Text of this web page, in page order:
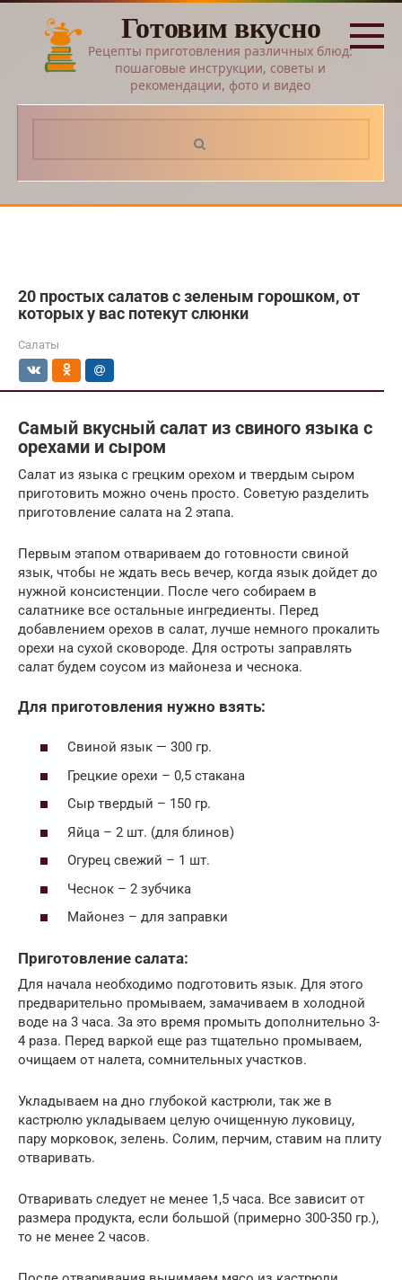
Перейти
контенту
Готовим вкусно
Рецепты приготовления различных блюд:
пошаговые инструкции, советы и
рекомендации, фото и видео
20 простых салатов с зеленым горошком, от
которых у вас потекут слюнки
Салаты
Самый вкусный салат из свиного языка с
орехами и сыром
Салат из языка с грецким орехом и твердым сыром
приготовить можно очень просто. Советую разделить
приготовление салата на 2 этапа.
Первым этапом отвариваем до готовности свиной
язык, чтобы не ждать весь вечер, когда язык дойдет до
нужной консистенции. После чего собираем в
салатнике все остальные ингредиенты. Перед
добавлением орехов в салат, лучше немного прокалить
орехи на сухой сковороде. Для остроты заправлять
салат будем соусом из майонеза и чеснока.
Для приготовления нужно взять:
Свиной язык — 300 гр.
Грецкие орехи – 0,5 стакана
Сыр твердый – 150 гр.
Яйца – 2 шт. (для блинов)
Огурец свежий – 1 шт.
Чеснок – 2 зубчика
Майонез – для заправки
Приготовление салата:
Для начала необходимо подготовить язык. Для этого
предварительно промываем, замачиваем в холодной
воде на 3 часа. За это время промыть дополнительно 3-
4 раза. Перед варкой еще раз тщательно промываем,
очищаем от налета, сомнительных участков.
Укладываем на дно глубокой кастрюли, так же в
кастрюлю укладываем целую очищенную луковицу,
пару морковок, зелень. Солим, перчим, ставим на плиту
отваривать.
Отваривать следует не менее 1,5 часа. Все зависит от
размера продукта, если большой (примерно 300-350 гр.),
то не менее 2 часов.